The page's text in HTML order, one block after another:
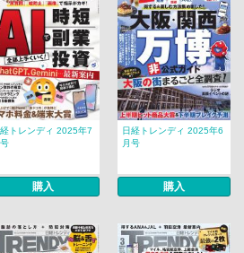
トレンディ 2025年7
購入
日経トレンディ 2025年6
月号
購入